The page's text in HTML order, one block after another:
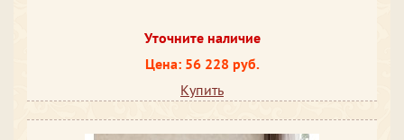
Уточните наличие
Цена: 56 228 руб.
Купить